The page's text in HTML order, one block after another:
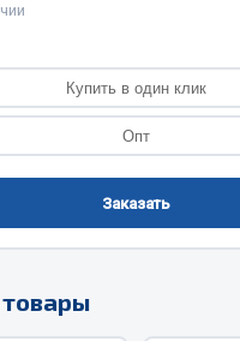
гайки
Купить в один клик
Опт
Заказать